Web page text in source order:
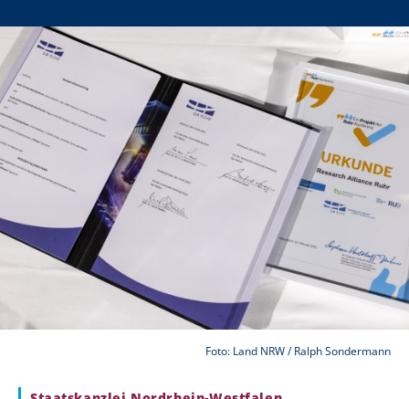
Foto: Land NRW / Ralph Sondermann